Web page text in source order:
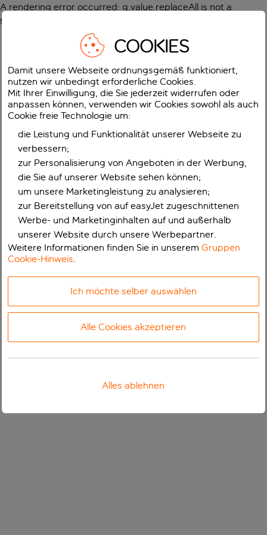
A rendering error occurred: g.value.replaceAll is not a
function
COOKIES
Damit unsere Webseite ordnungsgemäß funktioniert,
nutzen wir unbedingt erforderliche Cookies.
Mit Ihrer Einwilligung, die Sie jederzeit widerrufen oder
anpassen können, verwenden wir Cookies sowohl als auch
Cookie freie Technologie um:
die Leistung und Funktionalität unserer Webseite zu
verbessern;
zur Personalisierung von Angeboten in der Werbung,
die Sie auf unserer Website sehen können;
um unsere Marketingleistung zu analysieren;
zur Bereitstellung von auf easyJet zugeschnittenen
Werbe- und Marketinginhalten auf und außerhalb
unserer Website durch unsere Werbepartner.
Weitere Informationen finden Sie in unseremGruppen
Cookie-Hinweis.
Ich möchte selber auswählen
Alle Cookies akzeptieren
Alles ablehnen